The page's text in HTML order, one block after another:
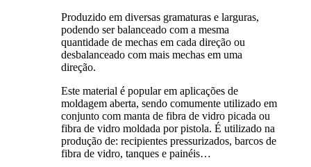
Produzido em diversas gramaturas e larguras,
podendo ser balanceado com a mesma
quantidade de mechas em cada direção ou
desbalanceado com mais mechas em uma
direção.
Este material é popular em aplicações de
moldagem aberta, sendo comumente utilizado em
conjunto com manta de fibra de vidro picada ou
fibra de vidro moldada por pistola. É utilizado na
produção de: recipientes pressurizados, barcos de
fibra de vidro, tanques e painéis…